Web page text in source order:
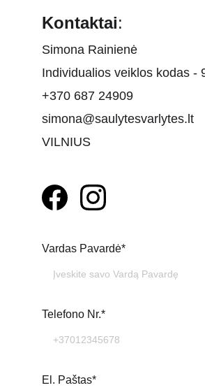
Kontaktai:
Simona Rainienė
Individualios veiklos kodas -
+370 687 24909
simona@saulytesvarlytes.lt
VILNIUS
Vardas Pavardė*
Telefono Nr.*
El. Paštas*